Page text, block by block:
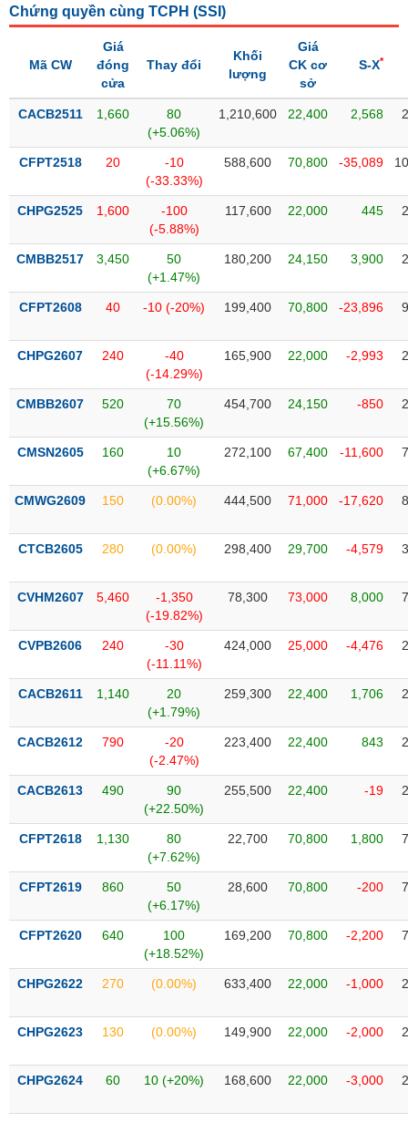
liệu
trường
Chứng quyền cùng TCPH (SSI )
Mã CW
Giá
đóng
cửa
Thay đổi
Khối
lượng
Giá
CK cơ
sở
S-X*
CACB2511 1,660
80
(+5.06%)
1,210,600 22,400 2,568
CFPT2518 20
-10
(-33.33%)
588,600 70,800 -35,089
CHPG2525 1,600
-100
(-5.88%)
117,600 22,000 445
CMBB2517 3,450
50
(+1.47%)
180,200 24,150 3,900
CFPT2608 40 -10 (-20%) 199,400 70,800 -23,896
CHPG2607 240
-40
(-14.29%)
165,900 22,000 -2,993
CMBB2607 520
70
(+15.56%)
454,700 24,150 -850
CMSN2605 160
10
(+6.67%)
272,100 67,400 -11,600
CMWG2609 150 (0.00%) 444,500 71,000 -17,620
CTCB2605 280 (0.00%) 298,400 29,700 -4,579
CVHM2607 5,460
-1,350
(-19.82%)
78,300 73,000 8,000
CVPB2606 240
-30
(-11.11%)
424,000 25,000 -4,476
CACB2611 1,140
20
(+1.79%)
259,300 22,400 1,706
CACB2612 790
-20
(-2.47%)
223,400 22,400 843
CACB2613 490
90
(+22.50%)
255,500 22,400 -19
CFPT2618 1,130
80
(+7.62%)
22,700 70,800 1,800
CFPT2619 860
50
(+6.17%)
28,600 70,800 -200
CFPT2620 640
100
(+18.52%)
169,200 70,800 -2,200
CHPG2622 270 (0.00%) 633,400 22,000 -1,000
CHPG2623 130 (0.00%) 149,900 22,000 -2,000
CHPG2624 60 10 (+20%) 168,600 22,000 -3,000
DÙNG
KHÔNG
YẾU
TIÊU
DÙNG
YẾU
CHĂM
SÓC
KHỎE
TÀI
CÔNG
THÔNG
VỤ
TRUYỀN
ÍCH
BẤT
ĐỘNG